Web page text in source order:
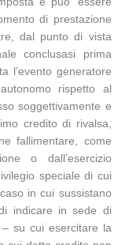
di prestazione
dal punto di vista
conclusasi prima
l’evento generatore
rispetto al
soggettivamente e
credito di rivalsa,
fallimentare, come
o dall’esercizio
speciale di cui
in cui sussistano
indicare in sede di
su cui esercitare la